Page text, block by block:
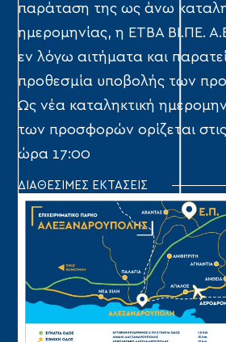
παράταση της ως άνω
ημερομηνίας, η ΕΤΒΑ ΒΙ.ΠΕ.
εν λόγω αιτήματα και
προθεσμία υποβολής των
Ως νέα καταληκτική
των προσφορών ορίζεται
ώρα 17:00
ΔΙΑΘΕΣΙΜΕΣ ΕΚΤΑΣΕΙΣ